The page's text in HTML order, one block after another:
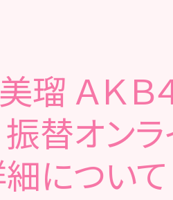
瑠 ＡＫＢ
振替オン
について